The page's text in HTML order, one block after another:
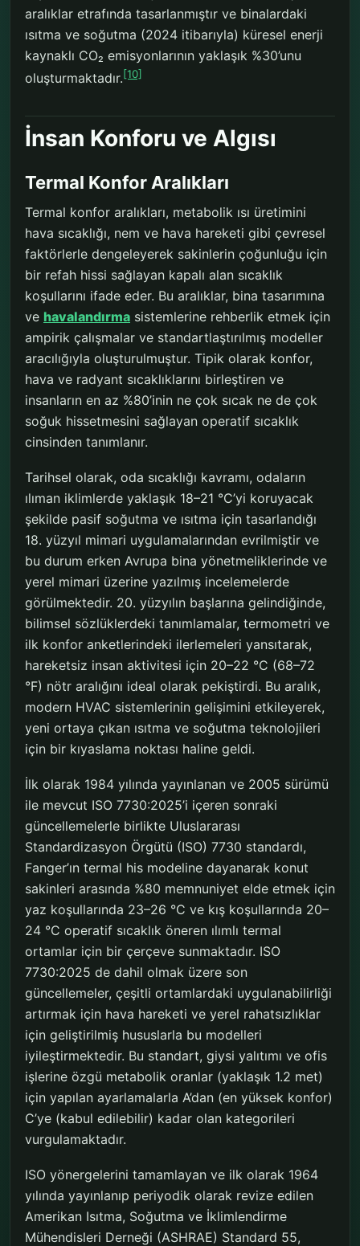
aralıklar etrafında tasarlanmıştır ve binalardaki
ısıtma ve soğutma (2024 itibarıyla) küresel enerji
kaynaklı CO₂ emisyonlarının yaklaşık %30’unu
oluşturmaktadır.[10]
İnsan Konforu ve Algısı
Termal Konfor Aralıkları
Termal konfor aralıkları, metabolik ısı üretimini
hava sıcaklığı, nem ve hava hareketi gibi çevresel
faktörlerle dengeleyerek sakinlerin çoğunluğu için
bir refah hissi sağlayan kapalı alan sıcaklık
koşullarını ifade eder. Bu aralıklar, bina tasarımına
ve havalandırma sistemlerine rehberlik etmek için
ampirik çalışmalar ve standartlaştırılmış modeller
aracılığıyla oluşturulmuştur. Tipik olarak konfor,
hava ve radyant sıcaklıklarını birleştiren ve
insanların en az %80’inin ne çok sıcak ne de çok
soğuk hissetmesini sağlayan operatif sıcaklık
cinsinden tanımlanır.
Tarihsel olarak, oda sıcaklığı kavramı, odaların
ılıman iklimlerde yaklaşık 18–21 °C’yi koruyacak
şekilde pasif soğutma ve ısıtma için tasarlandığı
18. yüzyıl mimari uygulamalarından evrilmiştir ve
bu durum erken Avrupa bina yönetmeliklerinde ve
yerel mimari üzerine yazılmış incelemelerde
görülmektedir. 20. yüzyılın başlarına gelindiğinde,
bilimsel sözlüklerdeki tanımlamalar, termometri ve
ilk konfor anketlerindeki ilerlemeleri yansıtarak,
hareketsiz insan aktivitesi için 20–22 °C (68–72
°F) nötr aralığını ideal olarak pekiştirdi. Bu aralık,
modern HVAC sistemlerinin gelişimini etkileyerek,
yeni ortaya çıkan ısıtma ve soğutma teknolojileri
için bir kıyaslama noktası haline geldi.
İlk olarak 1984 yılında yayınlanan ve 2005 sürümü
ile mevcut ISO 7730:2025’i içeren sonraki
güncellemelerle birlikte Uluslararası
Standardizasyon Örgütü (ISO) 7730 standardı,
Fanger’ın termal his modeline dayanarak konut
sakinleri arasında %80 memnuniyet elde etmek için
yaz koşullarında 23–26 °C ve kış koşullarında 20–
24 °C operatif sıcaklık öneren ılımlı termal
ortamlar için bir çerçeve sunmaktadır. ISO
7730:2025 de dahil olmak üzere son
güncellemeler, çeşitli ortamlardaki uygulanabilirliği
artırmak için hava hareketi ve yerel rahatsızlıklar
için geliştirilmiş hususlarla bu modelleri
iyileştirmektedir. Bu standart, giysi yalıtımı ve ofis
işlerine özgü metabolik oranlar (yaklaşık 1.2 met)
için yapılan ayarlamalarla A’dan (en yüksek konfor)
C’ye (kabul edilebilir) kadar olan kategorileri
vurgulamaktadır.
ISO yönergelerini tamamlayan ve ilk olarak 1964
yılında yayınlanıp periyodik olarak revize edilen
Amerikan Isıtma, Soğutma ve İklimlendirme
Mühendisleri Derneği (ASHRAE) Standard 55,